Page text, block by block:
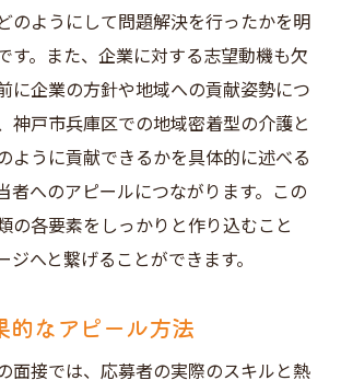
のようにして問題解決を行ったかを明
す。また、企業に対する志望動機も欠
に企業の方針や地域への貢献姿勢につ
神戸市兵庫区での地域密着型の介護と
ように貢献できるかを具体的に述べる
者へのアピールにつながります。この
の各要素をしっかりと作り込むこと
ジへと繋げることができます。
的なアピール方法
面接では、応募者の実際のスキルと熱